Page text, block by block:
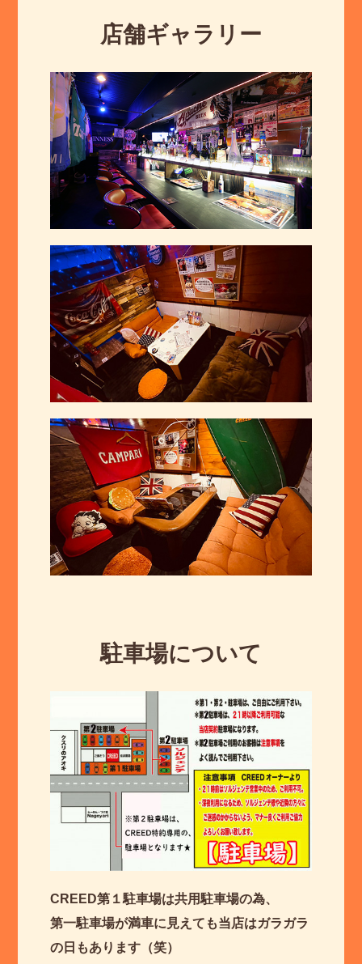
店舗ギャラリー
駐車場について
CREED第１駐車場は共用駐車場の為、
第一駐車場が満車に見えても当店はガラガラ
の日もあります（笑）